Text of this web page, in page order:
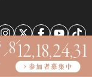
Calendar, Inc.